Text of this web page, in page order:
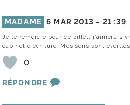
MADAME 6 MAR 2013 - 21 :39
Je te remercie pour ce billet, j’aimerais
cabinet d’écriture! Mes sens sont éveillés
0
RÉPONDRE